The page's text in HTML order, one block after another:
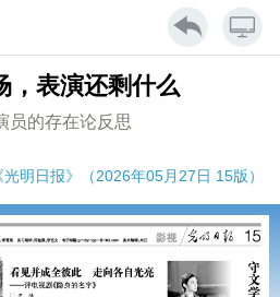
，表演还剩什么
的存在论反思
光明日报》（2026年05月27日 15版）